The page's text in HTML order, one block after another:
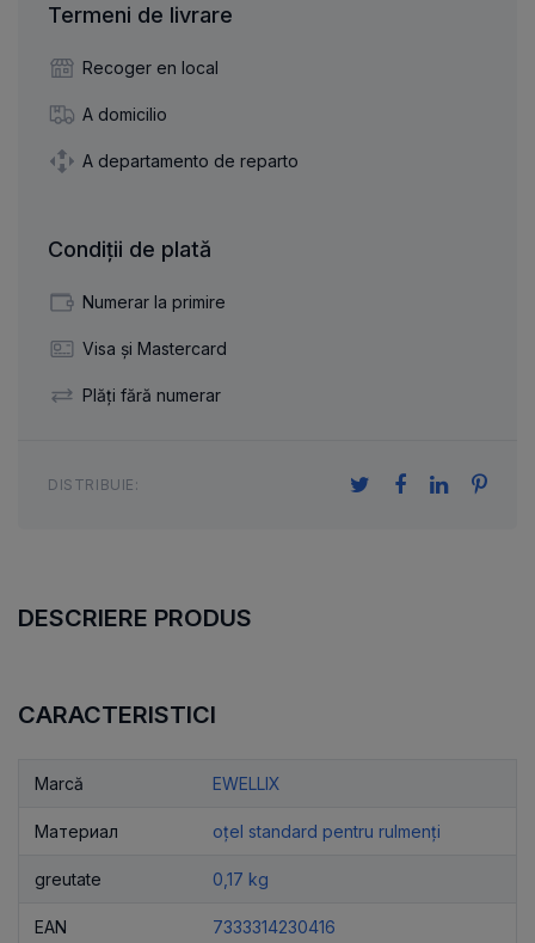
Termeni de livrare
Recoger en local
A domicilio
A departamento de reparto
Condiții de plată
Numerar la primire
Visa și Mastercard
Plăți fără numerar
DISTRIBUIE:
DESCRIERE PRODUS
CARACTERISTICI
Marcă EWELLIX
Материал oțel standard pentru rulmenți
greutate 0,17 kg
EAN 7333314230416